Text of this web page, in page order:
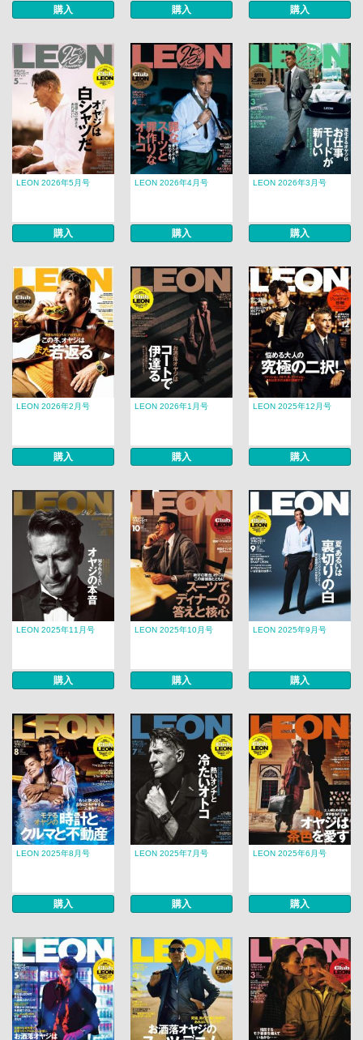
購入 購入 購入
LEON 2026年5月号
購入
LEON 2026年4月号
購入
LEON 2026年3月号
購入
LEON 2026年2月号
購入
LEON 2026年1月号
購入
LEON 2025年12月号
購入
LEON 2025年11月号
購入
LEON 2025年10月号
購入
LEON 2025年9月号
購入
LEON 2025年8月号
購入
LEON 2025年7月号
購入
LEON 2025年6月号
購入